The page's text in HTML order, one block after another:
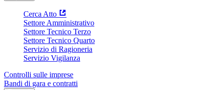
Cerca Atto
Settore Amministrativo
Settore Tecnico Terzo
Settore Tecnico Quarto
Servizio di Ragioneria
Servizio Vigilanza
Controlli sulle imprese
Bandi di gara e contratti